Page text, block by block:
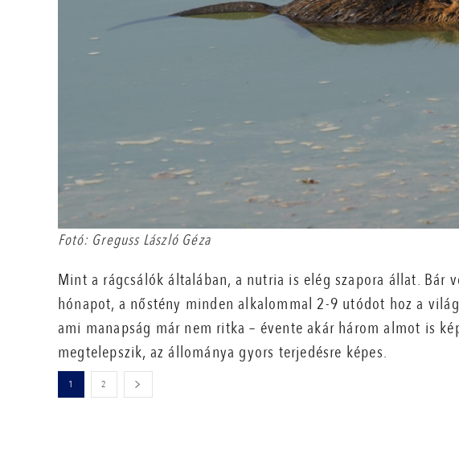
Fotó: Greguss László Géza
Mint a rágcsálók általában, a nutria is elég szapora állat. Bár
hónapot, a nőstény minden alkalommal 2-9 utódot hoz a
ami manapság már nem ritka – évente akár három almot is
megtelepszik, az állománya gyors terjedésre képes.
1 2